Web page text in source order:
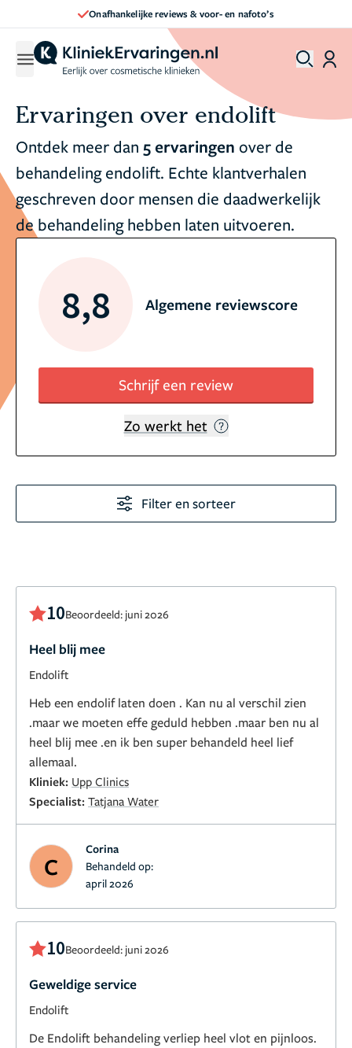
Onafhankelijke reviews & voor- en nafoto’s
Ervaringen over endolift
Ontdek meer dan 5 ervaringen over de
behandeling endolift. Echte klantverhalen
geschreven door mensen die daadwerkelijk
de behandeling hebben laten uitvoeren.
8,8 Algemene reviewscore
Schrijf een review
Zo werkt het
Filter en sorteer
10Beoordeeld: juni 2026
Heel blij mee
Endolift
Heb een endolif laten doen . Kan nu al verschil zien
.maar we moeten effe geduld hebben .maar ben nu al
heel blij mee .en ik ben super behandeld heel lief
allemaal.
Kliniek: Upp Clinics
Specialist: Tatjana Water
C
Corina
Behandeld op:
april 2026
10Beoordeeld: juni 2026
Geweldige service
Endolift
De Endolift behandeling verliep heel vlot en pijnloos.